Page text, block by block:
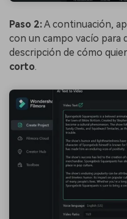
Paso 2:A continuación,
con un campo vacío para
descripción de cómo
corto.